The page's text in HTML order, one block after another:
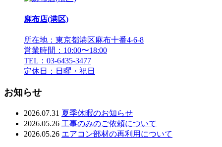
麻布店(港区)
所在地：東京都港区麻布十番4-6-8
営業時間：10:00〜18:00
TEL：03-6435-3477
定休日：日曜・祝日
お知らせ
2026.07.31 夏季休暇のお知らせ
2026.05.26 工事のみのご依頼について
2026.05.26 エアコン部材の再利用について